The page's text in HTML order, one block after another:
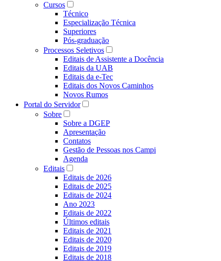
Cursos
Técnico
Especialização Técnica
Superiores
Pós-graduação
Processos Seletivos
Editais de Assistente a Docência
Editais da UAB
Editais da e-Tec
Editais dos Novos Caminhos
Novos Rumos
Portal do Servidor
Sobre
Sobre a DGEP
Apresentação
Contatos
Gestão de Pessoas nos Campi
Agenda
Editais
Editais de 2026
Editais de 2025
Editais de 2024
Ano 2023
Editais de 2022
Últimos editais
Editais de 2021
Editais de 2020
Editais de 2019
Editais de 2018